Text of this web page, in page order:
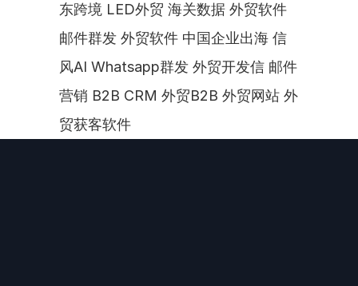
东跨境 LED外贸 海关数据 外贸软件
邮件群发 外贸软件 中国企业出海 信
风AI Whatsapp群发 外贸开发信 邮件
营销 B2B CRM 外贸B2B 外贸网站 外
贸获客软件